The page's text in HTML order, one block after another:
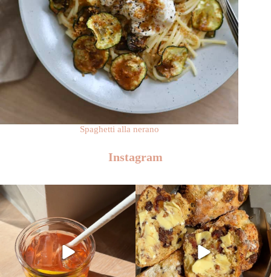
Spaghetti alla nerano
Instagram